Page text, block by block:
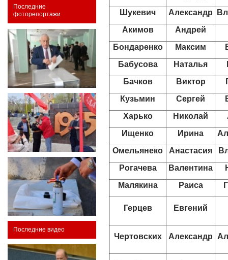
Последние
фоторепортажи
Последние видео
Шукевич
Александр
Акимов
Андрей
Бондаренко
Максим
Бабусова
Наталья
Бачков
Виктор
Кузьмин
Сергей
Харько
Николай
Ищенко
Ирина
Омельянеко
Анастасия
Рогачева
Валентина
Малякина
Раиса
Герцев Евгений
Чертовских Александр